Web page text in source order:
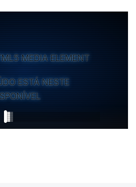
MEDIA ELEMENT
ESTÁ NESTE